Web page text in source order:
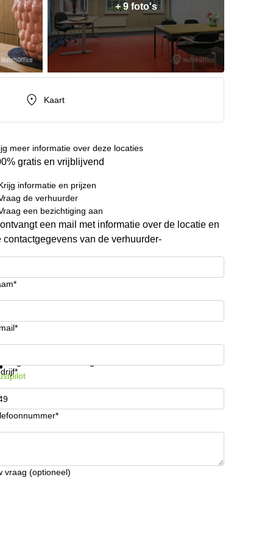
+ 9 foto's
Kaart
meer informatie over deze locaties
gratis en vrijblijvend
informatie en prijzen
de verhuurder
een bezichtiging aan
een mail met informatie over de locatie en
contactgegevens van de verhuurder-
vraag (optioneel)